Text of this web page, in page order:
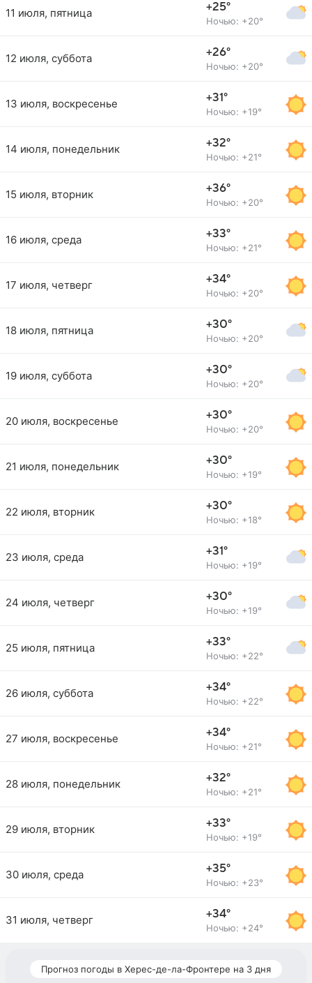
11 июля, пятница +25°
Ночью: +20°
12 июля, суббота +26°
Ночью: +20°
13 июля, воскресенье +31°
Ночью: +19°
14 июля, понедельник +32°
Ночью: +21°
15 июля, вторник +36°
Ночью: +20°
16 июля, среда +33°
Ночью: +21°
17 июля, четверг +34°
Ночью: +20°
18 июля, пятница +30°
Ночью: +20°
19 июля, суббота +30°
Ночью: +20°
20 июля, воскресенье +30°
Ночью: +20°
21 июля, понедельник +30°
Ночью: +19°
22 июля, вторник +30°
Ночью: +18°
23 июля, среда +31°
Ночью: +19°
24 июля, четверг +30°
Ночью: +19°
25 июля, пятница +33°
Ночью: +22°
26 июля, суббота +34°
Ночью: +22°
27 июля, воскресенье +34°
Ночью: +21°
28 июля, понедельник +32°
Ночью: +21°
29 июля, вторник +33°
Ночью: +19°
30 июля, среда +35°
Ночью: +23°
31 июля, четверг +34°
Ночью: +24°
Прогноз погоды в Херес-де-ла-Фронтере на 3 дня